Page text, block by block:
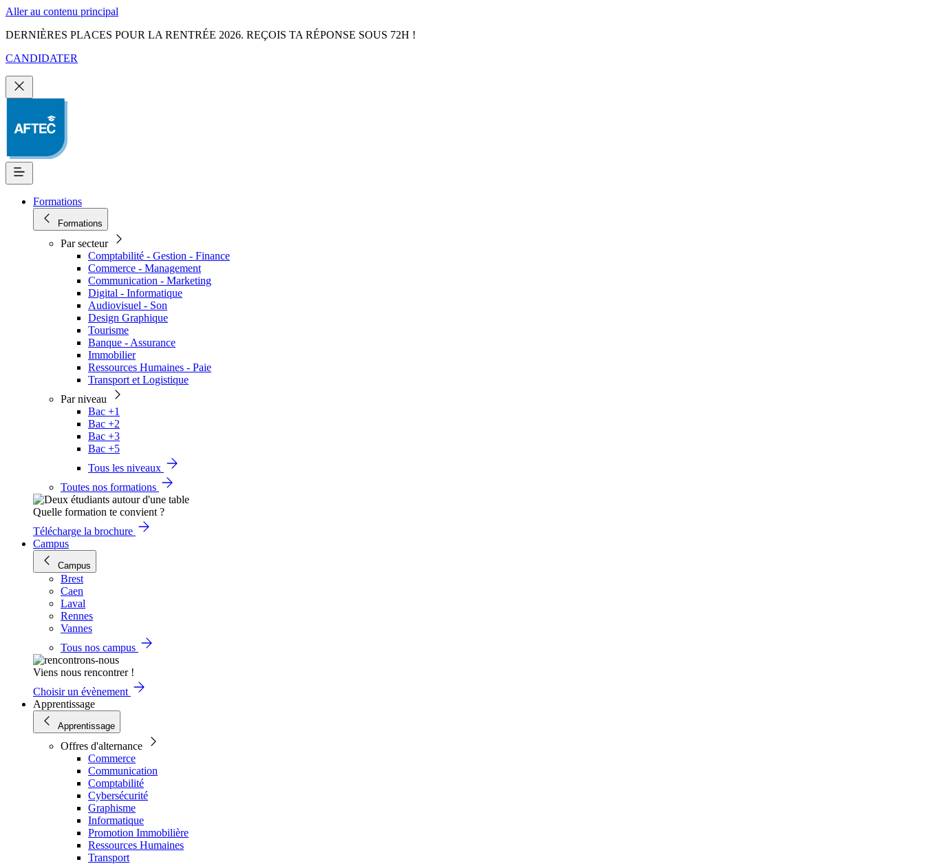
Aller au contenu principal
DERNIÈRES PLACES POUR LA RENTRÉE 2026. REÇOIS TA RÉPONSE SOUS 72H !
CANDIDATER
Formations
Formations
Par secteur
Comptabilité - Gestion - Finance
Commerce - Management
Communication - Marketing
Digital - Informatique
Audiovisuel - Son
Design Graphique
Tourisme
Banque - Assurance
Immobilier
Ressources Humaines - Paie
Transport et Logistique
Par niveau
Bac +1
Bac +2
Bac +3
Bac +5
Tous les niveaux
Toutes nos formations
Quelle formation te convient ?
Télécharge la brochure
Campus
Campus
Brest
Caen
Laval
Rennes
Vannes
Tous nos campus
Viens nous rencontrer !
Choisir un évènement
Apprentissage
Apprentissage
Offres d'alternance
Commerce
Communication
Comptabilité
Cybersécurité
Graphisme
Informatique
Promotion Immobilière
Ressources Humaines
Transport